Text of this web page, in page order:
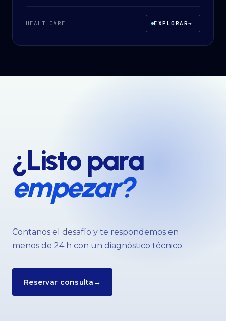
HEALTHCARE EXPLORAR→
¿Listo para
empezar?
Contanos el desafío y te respondemos en
menos de 24 h con un diagnóstico técnico.
Reservar consulta →